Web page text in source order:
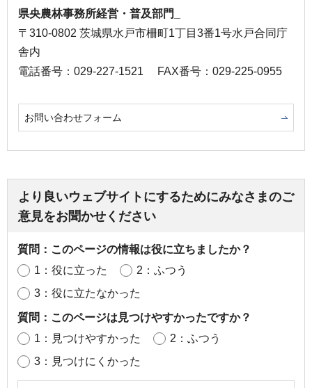
県央農林事務所経営・普及部門_
〒310-0802 茨城県水戸市柵町1丁目3番1号水戸合同庁
舎内
電話番号：029-227-1521
FAX番号：029-225-0955
お問い合わせフォーム
より良いウェブサイトにするためにみなさまのご
意見をお聞かせください
質問：このページの情報は役に立ちましたか？
1：役に立った
2：ふつう
3：役に立たなかった
質問：このページは見つけやすかったですか？
1：見つけやすかった
2：ふつう
3：見つけにくかった